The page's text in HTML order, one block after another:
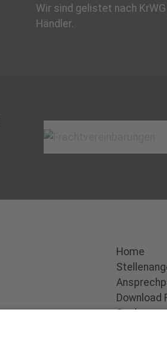
Wir sind gelistet nach
Händler.
Home
Download
Suchen